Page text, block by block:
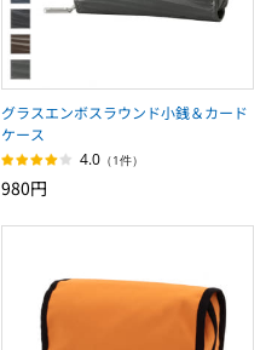
グラスエンボスラウンド小銭＆カード
ケース
4.0 （1件）
980円